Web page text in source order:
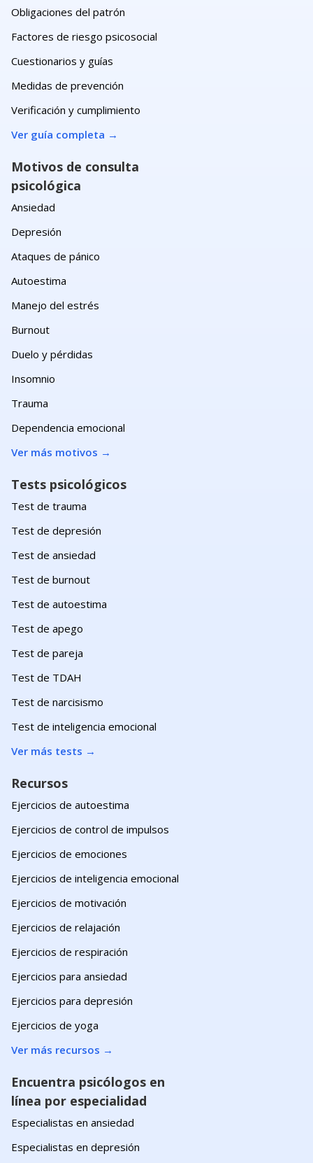
Obligaciones del patrón
Factores de riesgo psicosocial
Cuestionarios y guías
Medidas de prevención
Verificación y cumplimiento
Ver guía completa →
Motivos de consulta
psicológica
Ansiedad
Depresión
Ataques de pánico
Autoestima
Manejo del estrés
Burnout
Duelo y pérdidas
Insomnio
Trauma
Dependencia emocional
Ver más motivos →
Tests psicológicos
Test de trauma
Test de depresión
Test de ansiedad
Test de burnout
Test de autoestima
Test de apego
Test de pareja
Test de TDAH
Test de narcisismo
Test de inteligencia emocional
Ver más tests →
Recursos
Ejercicios de autoestima
Ejercicios de control de impulsos
Ejercicios de emociones
Ejercicios de inteligencia emocional
Ejercicios de motivación
Ejercicios de relajación
Ejercicios de respiración
Ejercicios para ansiedad
Ejercicios para depresión
Ejercicios de yoga
Ver más recursos →
Encuentra psicólogos en
línea por especialidad
Especialistas en ansiedad
Especialistas en depresión